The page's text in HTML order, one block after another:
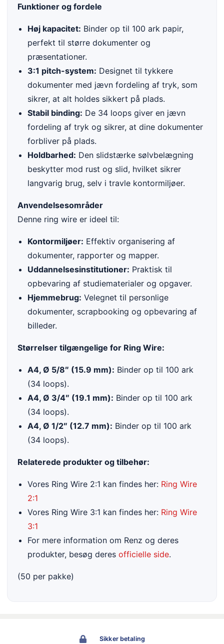
Funktioner og fordele
Høj kapacitet: Binder op til 100 ark papir,
perfekt til større dokumenter og
præsentationer.
3:1 pitch-system: Designet til tykkere
dokumenter med jævn fordeling af tryk, som
sikrer, at alt holdes sikkert på plads.
Stabil binding: De 34 loops giver en jævn
fordeling af tryk og sikrer, at dine dokumenter
forbliver på plads.
Holdbarhed: Den slidstærke sølvbelægning
beskytter mod rust og slid, hvilket sikrer
langvarig brug, selv i travle kontormiljøer.
Anvendelsesområder
Denne ring wire er ideel til:
Kontormiljøer: Effektiv organisering af
dokumenter, rapporter og mapper.
Uddannelsesinstitutioner: Praktisk til
opbevaring af studiematerialer og opgaver.
Hjemmebrug: Velegnet til personlige
dokumenter, scrapbooking og opbevaring af
billeder.
Størrelser tilgængelige for Ring Wire:
A4, Ø 5/8″ (15.9 mm): Binder op til 100 ark
(34 loops).
A4, Ø 3/4″ (19.1 mm): Binder op til 100 ark
(34 loops).
A4, Ø 1/2″ (12.7 mm): Binder op til 100 ark
(34 loops).
Relaterede produkter og tilbehør:
Vores Ring Wire 2:1 kan findes her: Ring Wire
2:1
Vores Ring Wire 3:1 kan findes her: Ring Wire
3:1
For mere information om Renz og deres
produkter, besøg deres officielle side.
(50 per pakke)
Sikker betaling